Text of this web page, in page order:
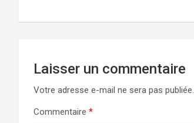
l’article
Laisser un commentaire
Votre adresse e-mail ne sera pas publiée.
Commentaire *